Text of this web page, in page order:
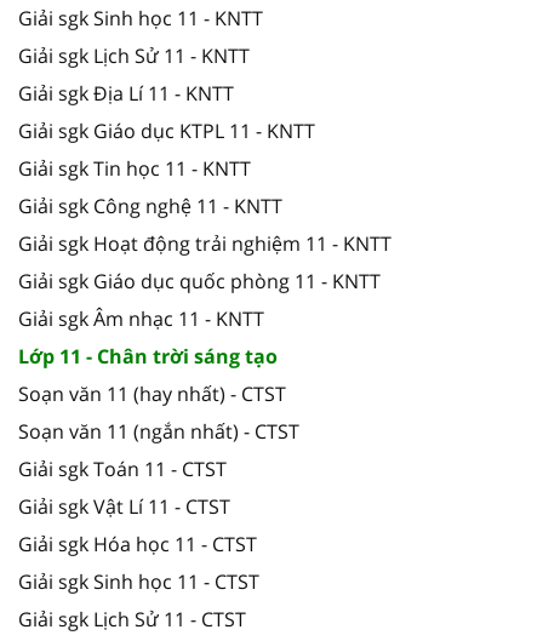
Giải sgk Sinh học 11 - KNTT
Giải sgk Lịch Sử 11 - KNTT
Giải sgk Địa Lí 11 - KNTT
Giải sgk Giáo dục KTPL 11 - KNTT
Giải sgk Tin học 11 - KNTT
Giải sgk Công nghệ 11 - KNTT
Giải sgk Hoạt động trải nghiệm 11 - KNTT
Giải sgk Giáo dục quốc phòng 11 - KNTT
Giải sgk Âm nhạc 11 - KNTT
Lớp 11 - Chân trời sáng tạo
Soạn văn 11 (hay nhất) - CTST
Soạn văn 11 (ngắn nhất) - CTST
Giải sgk Toán 11 - CTST
Giải sgk Vật Lí 11 - CTST
Giải sgk Hóa học 11 - CTST
Giải sgk Sinh học 11 - CTST
Giải sgk Lịch Sử 11 - CTST